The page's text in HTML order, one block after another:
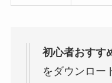
初心者おすす
をダウンロー